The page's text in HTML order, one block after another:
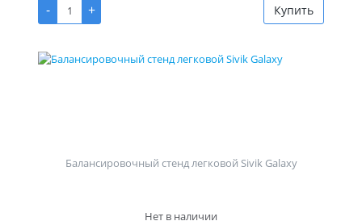
- + Купить
Балансировочный стенд легковой Sivik Galaxy
Нет в наличии